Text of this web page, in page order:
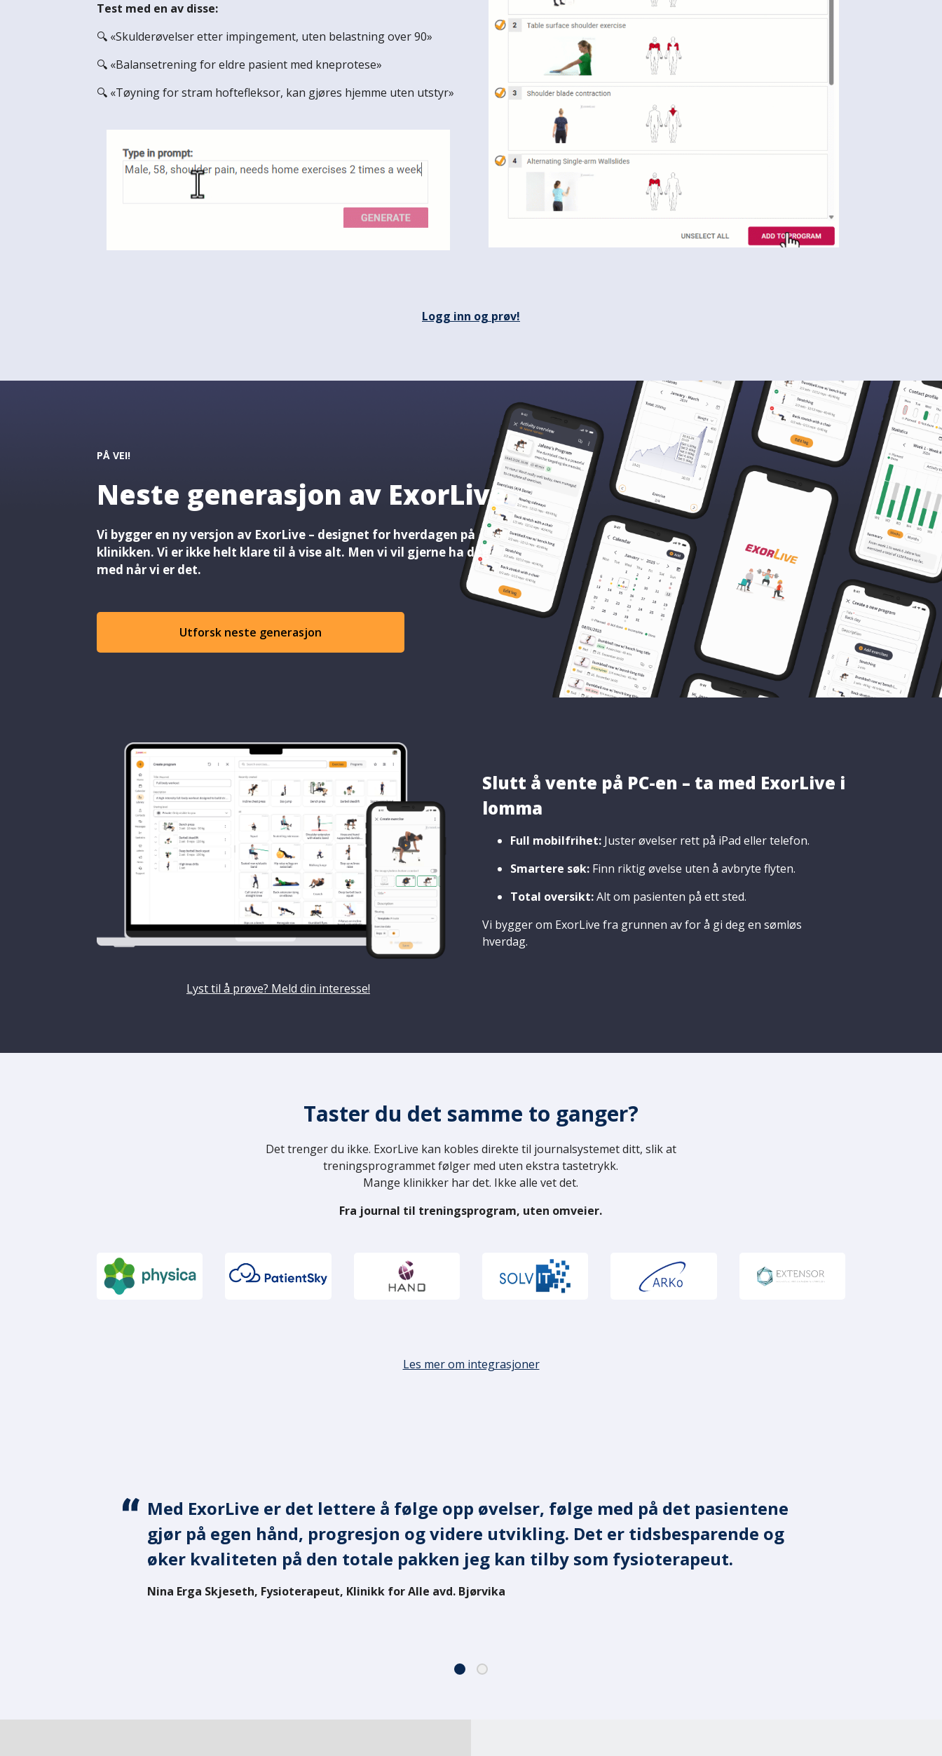
Test med en av disse:
🔍 «Skulderøvelser etter impingement, uten belastning over 90»
🔍 «Balansetrening for eldre pasient med kneprotese»
🔍 «Tøyning for stram hoftefleksor, kan gjøres hjemme uten utstyr»
Logg inn og prøv!
PÅ VEI!
Neste generasjon av ExorLive
Vi bygger en ny versjon av ExorLive – designet for hverdagen på
klinikken. Vi er ikke helt klare til å vise alt. Men vi vil gjerne ha deg
med når vi er det.
Utforsk neste generasjon
Lyst til å prøve? Meld din interesse!
Slutt å vente på PC-en – ta med ExorLive i
lomma
Full mobilfrihet: Juster øvelser rett på iPad eller telefon.
Smartere søk: Finn riktig øvelse uten å avbryte flyten.
Total oversikt:Alt om pasienten på ett sted.
Vi bygger om ExorLive fra grunnen av for å gi deg en sømløs
hverdag.
Taster du det samme to ganger?
Det trenger du ikke. ExorLive kan kobles direkte til journalsystemet ditt, slik at
treningsprogrammet følger med uten ekstra tastetrykk.
Mange klinikker har det. Ikke alle vet det.
Fra journal til treningsprogram, uten omveier.
Les mer om integrasjoner
Med ExorLive er det lettere å følge opp øvelser, følge med på det pasientene
gjør på egen hånd, progresjon og videre utvikling. Det er tidsbesparende og
øker kvaliteten på den totale pakken jeg kan tilby som fysioterapeut.
Nina Erga Skjeseth, Fysioterapeut, Klinikk for Alle avd. Bjørvika
Hvis jeg jobber i journalen, kan jeg enkelt sjekke noe i
ExorLive og gå tilbake, uten noen nye innlogginger. Det er
veldig bra og sømløst.